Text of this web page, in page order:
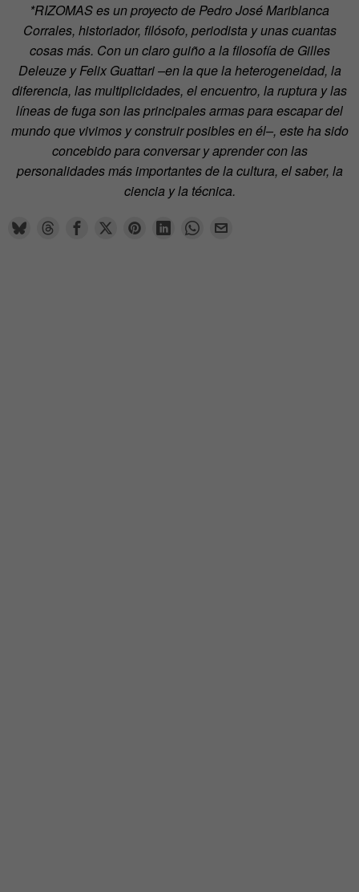
*RIZOMAS es un proyecto de Pedro José Mariblanca
Corrales, historiador, filósofo, periodista y unas cuantas
cosas más. Con un claro guiño a la filosofía de Gilles
Deleuze y Felix Guattari –en la que la heterogeneidad, la
diferencia, las multiplicidades, el encuentro, la ruptura y las
líneas de fuga son las principales armas para escapar del
mundo que vivimos y construir posibles en él–, este ha sido
concebido para conversar y aprender con las
personalidades más importantes de la cultura, el saber, la
ciencia y la técnica.